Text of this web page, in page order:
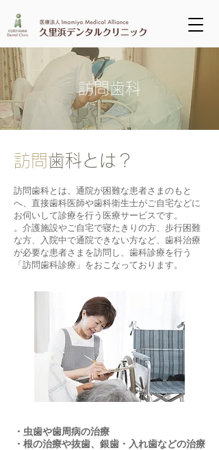
訪問歯科
訪問歯科とは？
訪問歯科とは、通院が困難な患者さまのもと
へ、直接歯科医師や歯科衛生士がご自宅などに
お伺いして診療を行う医療サービスです。
。介護施設やご自宅で寝たきりの方、歩行困難
な方、入院中で通院できない方など、歯科治療
が必要な患者さまを訪問し、歯科診療を行う
「訪問歯科診療」をおこなっております。
・虫歯や歯周病の治療
・根の治療や抜歯、銀歯・入れ歯などの治療